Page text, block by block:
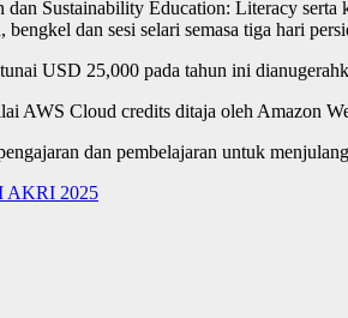
Sustainability Education: Literacy
dan sesi selari semasa tiga hari
USD 25,000 pada tahun ini
AWS Cloud credits ditaja oleh Amazon
dan pembelajaran untuk
2025